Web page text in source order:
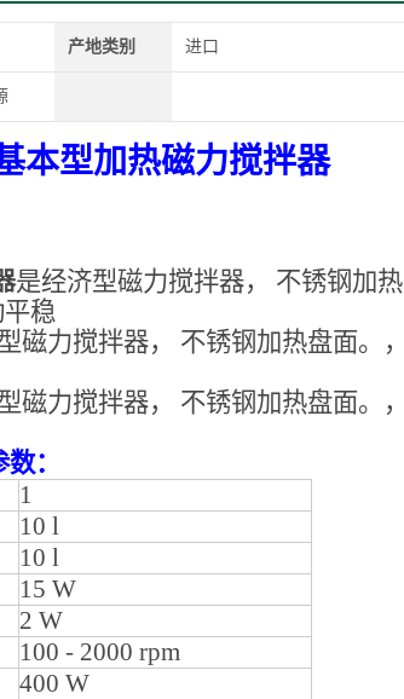
产地类别 进口
本型加热磁力搅拌器
是经济型磁力搅拌器， 不锈钢加
稳
磁力搅拌器， 不锈钢加热盘面。，
磁力搅拌器， 不锈钢加热盘面。，
：
1
10 l
10 l
15 W
2 W
100 - 2000 rpm
400 W